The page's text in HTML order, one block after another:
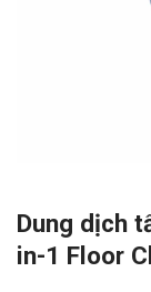
Dung dịch
in-1 Floor